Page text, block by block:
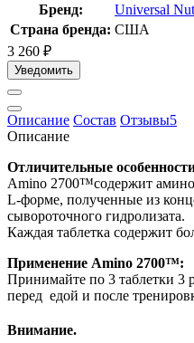
Бренд:
Universal
Страна бренда: США
3 260 ₽
Уведомить
Описание Состав Отзывы5
Описание
Отличительные
Amino 2700™содержит
L-форме, полученные из
сывороточного гидролизата.
Каждая таблетка содержит
Применение Amino 2700™:
Принимайте по 3 таблетки 3
перед едой и после
Внимание.